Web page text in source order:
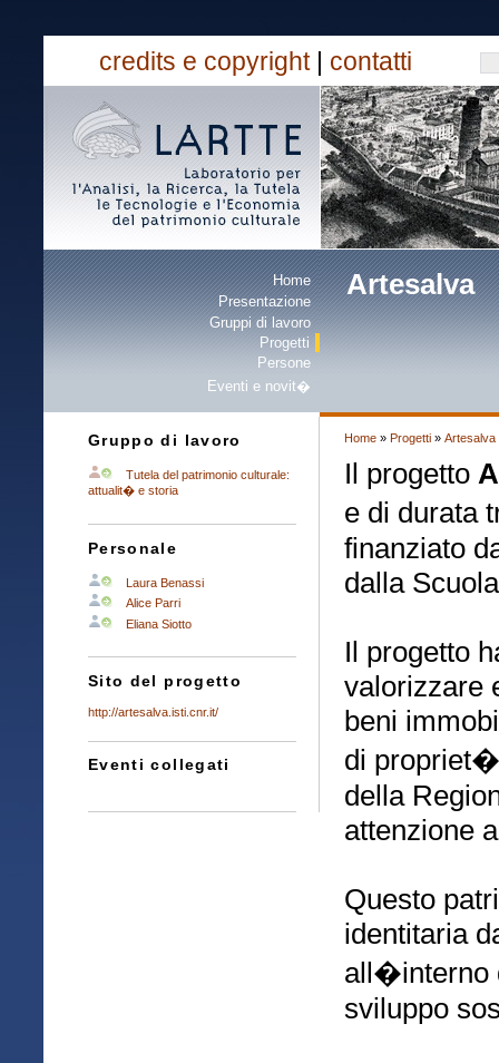
credits e copyright| contatti
Artesalva
Home
Presentazione
Gruppi di lavoro
Progetti
Persone
Eventi e novit�
Gruppo di lavoro
Tutela del patrimonio culturale:
attualit� e storia
Personale
Laura Benassi
Alice Parri
Eliana Siotto
Sito del progetto
http://artesalva.isti.cnr.it/
Eventi collegati
Home » Progetti » Artesalva
Il progetto
e di durata
finanziato
dalla
Il progetto
valorizzare
beni
di
della
attenzione
Questo
identitaria
all�interno
sviluppo